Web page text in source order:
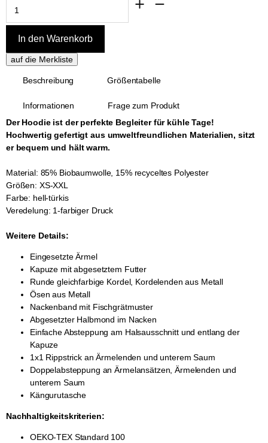
Beschreibung Größentabelle
Informationen
Frage zum Produkt
Der Hoodie ist der perfekte Begleiter für kühle Tage!
Hochwertig gefertigt aus umweltfreundlichen Materialien, sitzt
er bequem und hält warm.
Material: 85% Biobaumwolle, 15% recyceltes Polyester
Größen: XS-XXL
Farbe: hell-türkis
Veredelung: 1-farbiger Druck
Weitere Details:
Eingesetzte Ärmel
Kapuze mit abgesetztem Futter
Runde gleichfarbige Kordel, Kordelenden aus Metall
Ösen aus Metall
Nackenband mit Fischgrätmuster
Abgesetzter Halbmond im Nacken
Einfache Absteppung am Halsausschnitt und entlang der
Kapuze
1x1 Rippstrick an Ärmelenden und unterem Saum
Doppelabsteppung an Ärmelansätzen, Ärmelenden und
unterem Saum
Kängurutasche
Nachhaltigkeitskriterien:
OEKO-TEX Standard 100